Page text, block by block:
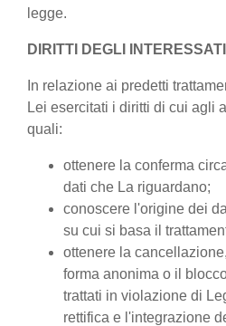
legge.
DIRITTI DEGLI INTERESSATI
In relazione ai predetti
Lei esercitati i diritti di cui agli
quali:
ottenere la conferma
dati che La riguardano;
conoscere l'origine dei
su cui si basa il
ottenere la
forma anonima o il
trattati in violazione di
rettifica e l'integrazione